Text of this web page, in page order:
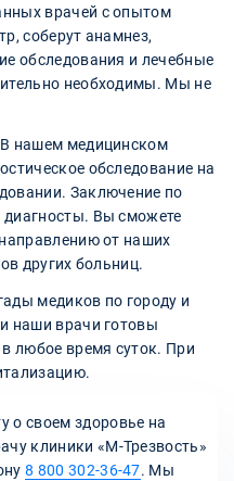
врачей с опытом
соберут анамнез,
обследования и лечебные
необходимы. Мы не
нашем медицинском
обследование на
Заключение по
Вы сможете
от наших
других больниц.
медиков по городу и
наши врачи готовы
любое время суток. При
о своем здоровье на
клиники «М-Трезвость»
8 800 302-36-47. Мы